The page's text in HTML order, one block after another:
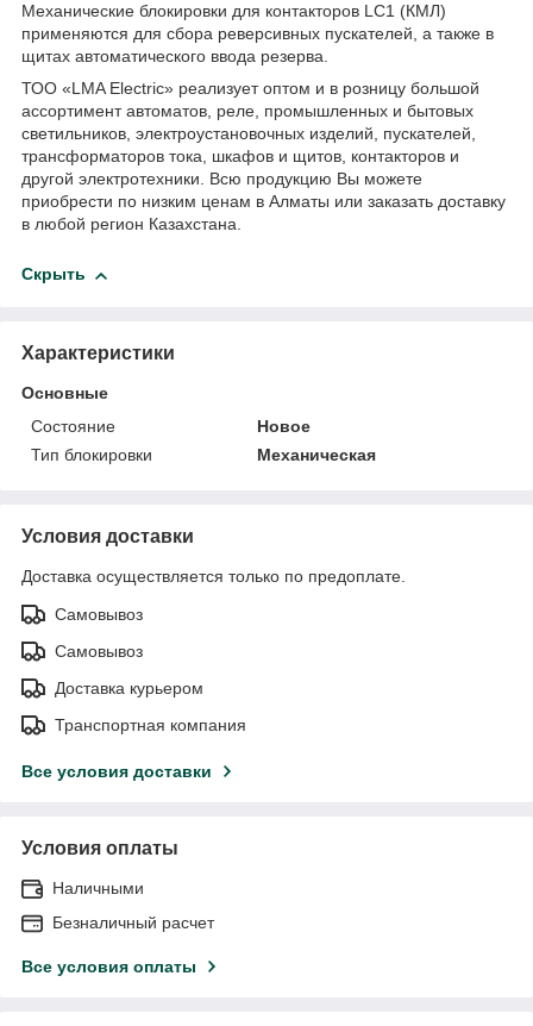
Механические блокировки для контакторов LC1 (КМЛ)
применяются для сбора реверсивных пускателей, а также в
щитах автоматического ввода резерва.
ТОО «LMA Electric» реализует оптом и в розницу большой
ассортимент автоматов, реле, промышленных и бытовых
светильников, электроустановочных изделий, пускателей,
трансформаторов тока, шкафов и щитов, контакторов и
другой электротехники. Всю продукцию Вы можете
приобрести по низким ценам в Алматы или заказать доставку
в любой регион Казахстана.
Скрыть
Характеристики
Основные
Состояние
Новое
Тип блокировки
Механическая
Условия доставки
Доставка осуществляется только по предоплате.
Самовывоз
Самовывоз
Доставка курьером
Транспортная компания
Все условия доставки
Условия оплаты
Наличными
Безналичный расчет
Все условия оплаты